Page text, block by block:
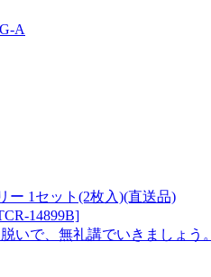
A
ー 1セット(2枚入)(直送品)
14899B]
いで、無礼講でいきましょう。